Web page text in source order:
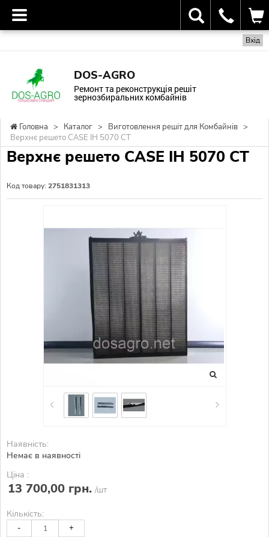
Вхід
DOS-AGRO
Ремонт та реконструкція решіт
зернозбиральних комбайнів
Головна > Каталог > Виготовлення решіт для Комбайнів >
Верхнє решето CASE IH 5070 CT
Верхнє решето CASE IH 5070 CT
Код товару: 2751831313
Наявність:
Немає в наявності
Ціна :
13 700,00 грн. /шт
Кількість:
- +